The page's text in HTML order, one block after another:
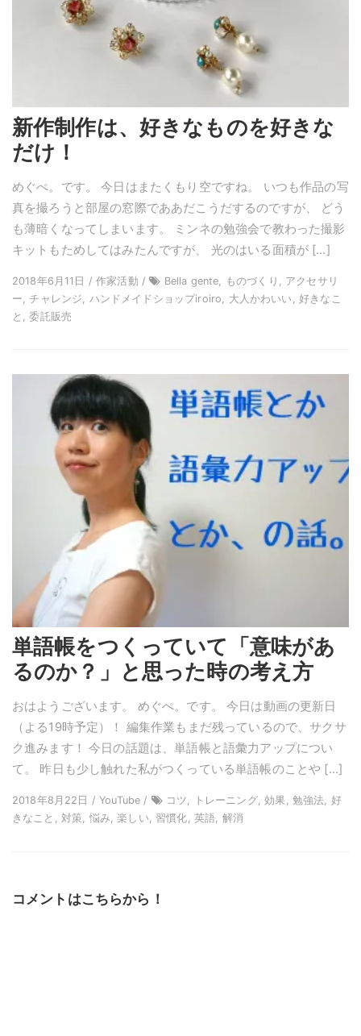
新作制作は、好きなものを好きな
だけ！
めぐぺ。です。 今日はまたくもり空ですね。 いつも作品の写
真を撮ろうと部屋の窓際でああだこうだするのですが、 どう
も薄暗くなってしまいます。 ミンネの勉強会で教わった撮影
キットもためしてはみたんですが、 光のはいる面積が […]
2018年6月11日 / 作家活動 /
Bella gente, ものづくり, アクセサリ
ー, チャレンジ, ハンドメイドショップiroiro, 大人かわいい, 好きなこ
と, 委託販売
単語帳をつくっていて「意味があ
るのか？」と思った時の考え方
おはようございます。 めぐぺ。です。 今日は動画の更新日
（よる19時予定）！ 編集作業もまだ残っているので、サクサ
ク進みます！ 今日の話題は、単語帳と語彙力アップについ
て。 昨日も少し触れた私がつくっている単語帳のことや […]
2018年8月22日 / YouTube /
コツ, トレーニング, 効果, 勉強法, 好
きなこと, 対策, 悩み, 楽しい, 習慣化, 英語, 解消
コメントはこちらから！